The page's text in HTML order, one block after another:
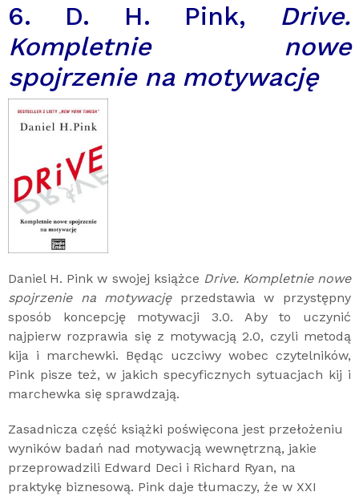
6. D. H. Pink, Drive.
Kompletnie nowe
spojrzenie na motywację
Daniel H. Pink w swojej książce Drive. Kompletnie nowe
spojrzenie na motywację przedstawia w przystępny
sposób koncepcję motywacji 3.0. Aby to uczynić
najpierw rozprawia się z motywacją 2.0, czyli metodą
kija i marchewki. Będąc uczciwy wobec czytelników,
Pink pisze też, w jakich specyficznych sytuacjach kij i
marchewka się sprawdzają.
Zasadnicza część książki poświęcona jest przełożeniu
wyników badań nad motywacją wewnętrzną, jakie
przeprowadzili Edward Deci i Richard Ryan, na
praktykę biznesową. Pink daje tłumaczy, że w XXI